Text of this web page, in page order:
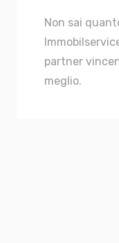
Non sai
partner
meglio.